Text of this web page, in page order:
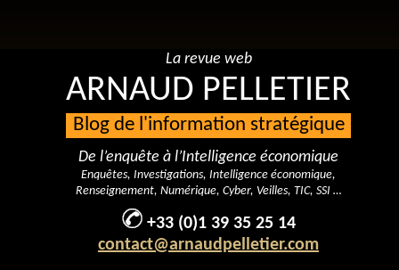
La revue web
ARNAUD PELLETIER
Blog de l'information stratégique
De l’enquête à l’Intelligence économique
Enquêtes, Investigations, Intelligence économique,
Renseignement, Numérique, Cyber, Veilles, TIC, SSI …
+33 (0)1 39 35 25 14
contact@arnaudpelletier.com